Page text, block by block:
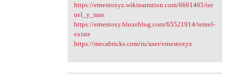
https://ernestoxyz.wikinarration.com/6661405/ter
uel_y_mas
https://ernestoxy.bluxeblog.com/65521914/teruel-
existe
https://mecabricks.com/ru/user/ernestoxyz